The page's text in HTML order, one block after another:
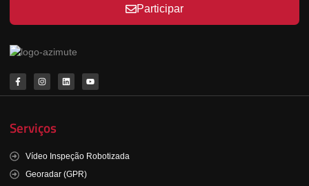
Participar
Serviços
Vídeo Inspeção Robotizada
Georadar (GPR)